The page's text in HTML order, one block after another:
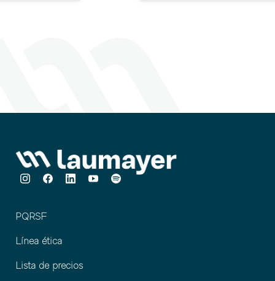
PQRSF
Línea ética
Lista de precios